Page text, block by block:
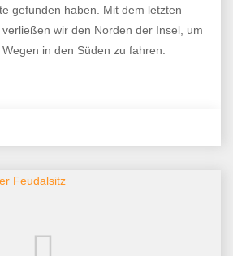
gefunden haben. Mit dem letzten
wir den Norden der Insel, um
in den Süden zu fahren.